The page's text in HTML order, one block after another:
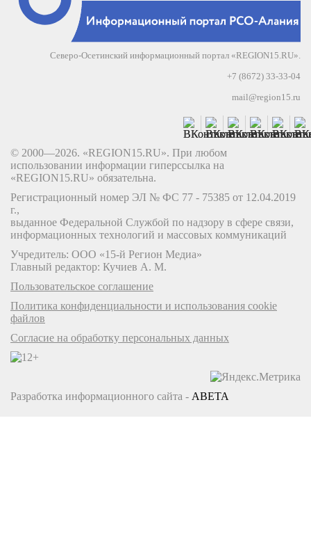
Северо-Осетинский информационный портал «REGION15.RU».
+7 (8672) 33-33-04
mail@region15.ru
© 2000—2026. «REGION15.RU». При любом
использовании информации гиперссылка на
«REGION15.RU» обязательна.
Регистрационный номер ЭЛ № ФС 77 - 75385 от 12.04.2019
г.,
выданное Федеральной Службой по надзору в сфере связи,
информационных технологий и массовых коммуникаций
Учредитель: ООО «15-й Регион Медиа»
Главный редактор: Кучиев А. М.
Пользовательское соглашение
Политика конфиденциальности и использования cookie
файлов
Согласие на обработку персональных данных
Разработка информационного сайта - ABETA